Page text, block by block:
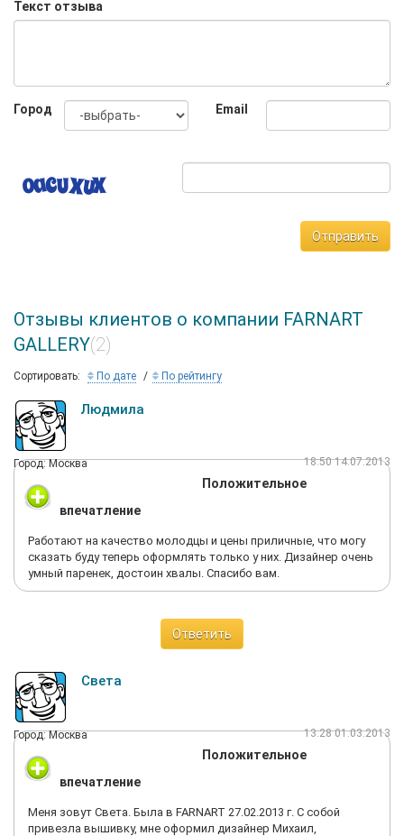
Текст отзыва
Город Email
Отправить
Отзывы клиентов о компании FARNART
GALLERY(2)
Сортировать: По дате По рейтингу
Людмила
Город: Москва 18:50 14.07.2013
Положительное
впечатление
Работают на качество молодцы и цены приличные, что могу
сказать буду теперь оформлять только у них. Дизайнер очень
умный паренек, достоин хвалы. Спасибо вам.
Ответить
Света
Город: Москва 13:28 01.03.2013
Положительное
впечатление
Меня зовут Света. Была в FARNART 27.02.2013 г. С собой
привезла вышивку, мне оформил дизайнер Михаил,